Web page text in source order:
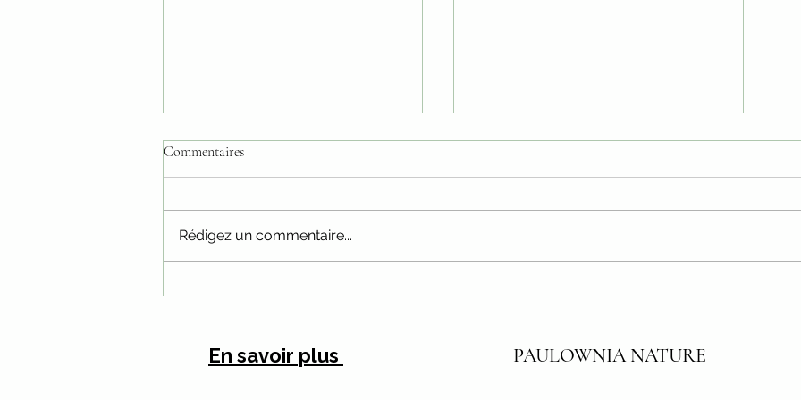
exceptionnel
Commentaires
Rédigez un commentaire...
En savoir plus PAULOWNIA NATURE